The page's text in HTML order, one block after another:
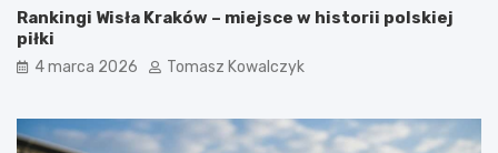
Rankingi Wisła Kraków – miejsce w historii polskiej
piłki
4 marca 2026 Tomasz Kowalczyk